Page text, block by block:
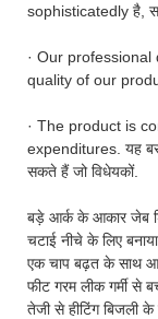
sophisticatedly है,
· Our
quality of our
· The product is
expenditures. यह बस
सकते हैं जो विधेयकों.
बड़े आर्क के आकार जेब
चटाई नीचे के लिए
एक चाप बढ़त के साथ
फीट गरम लीक गर्मी से
तेजी से हीटिंग बिजली